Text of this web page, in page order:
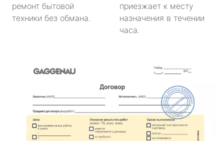
ремонт бытовой
техники без обмана.
приезжает к месту
назначения в течении
часа.